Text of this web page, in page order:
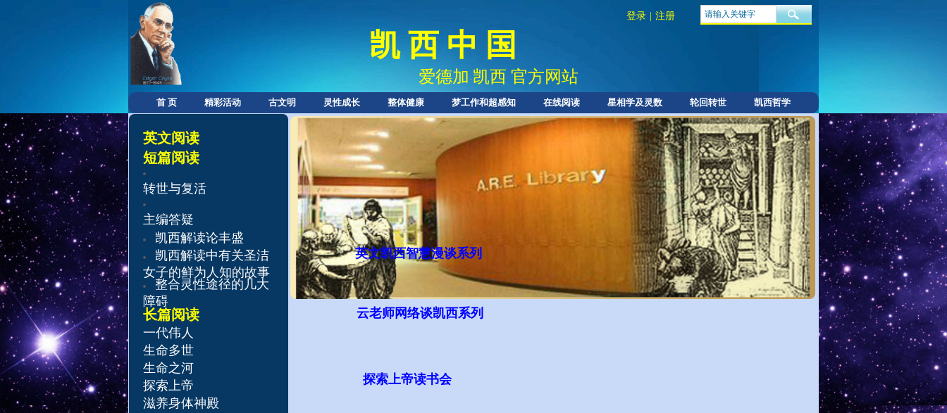
首 页 精彩活动 古文明 灵性成长 整体健康 梦工作和超感知 在线阅读 星相学及灵数 轮回转世 凯西哲学
凯 西 中 国
登录 注册
爱德加 · 凯西 官方网站
英文阅读
短篇阅读
转世与复活​
主编答疑
凯西解读论丰盛
凯西解读中有关圣洁
女子的鲜为人知的故事
整合灵性途径的几大
障碍
长篇阅读
一代伟人
生命多世
生命之河
探索上帝
滋养身体神殿
英文凯西智慧漫谈系列
云老师网络谈凯西系列
探索上帝读书会